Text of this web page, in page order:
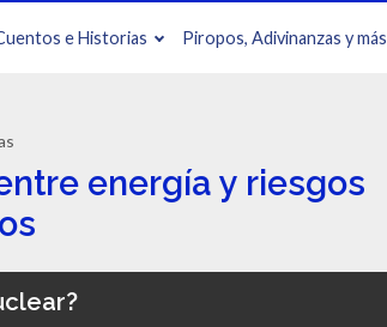
e Historias Piropos, Adivinanzas y más
energía y riesgos